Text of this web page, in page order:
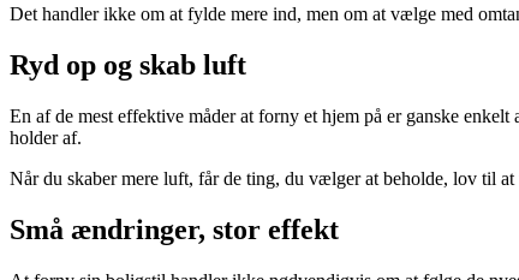
Det handler ikke om at fylde mere ind, men om at vælge med
Ryd op og skab luft
En af de mest effektive måder at forny et hjem på er ganske
holder af.
Når du skaber mere luft, får de ting, du vælger at beholde, lov til
Små ændringer, stor effekt